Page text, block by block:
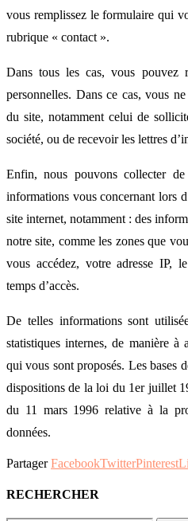
vous remplissez le formulaire qui
rubrique « contact ».
Dans tous les cas, vous pouvez
personnelles. Dans ce cas, vous
du site, notamment celui de
société, ou de recevoir les lettres
Enfin, nous pouvons collecter de
informations vous concernant lors
site internet, notamment : des
notre site, comme les zones que
vous accédez, votre adresse IP,
temps d’accès.
De telles informations sont
statistiques internes, de manière à
qui vous sont proposés. Les bases
dispositions de la loi du 1er juillet
du 11 mars 1996 relative à la
données.
Partager FacebookTwitterPinterest
RECHERCHER